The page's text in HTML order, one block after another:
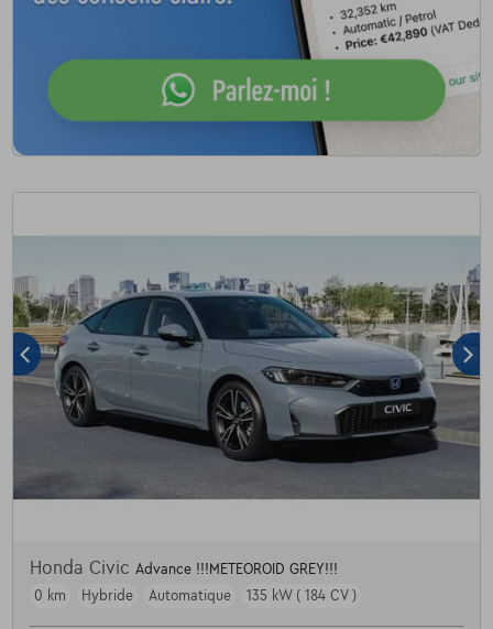
Honda Civic Advance !!!METEOROID GREY!!!
0 km
Hybride Automatique 135 kW ( 184 CV )